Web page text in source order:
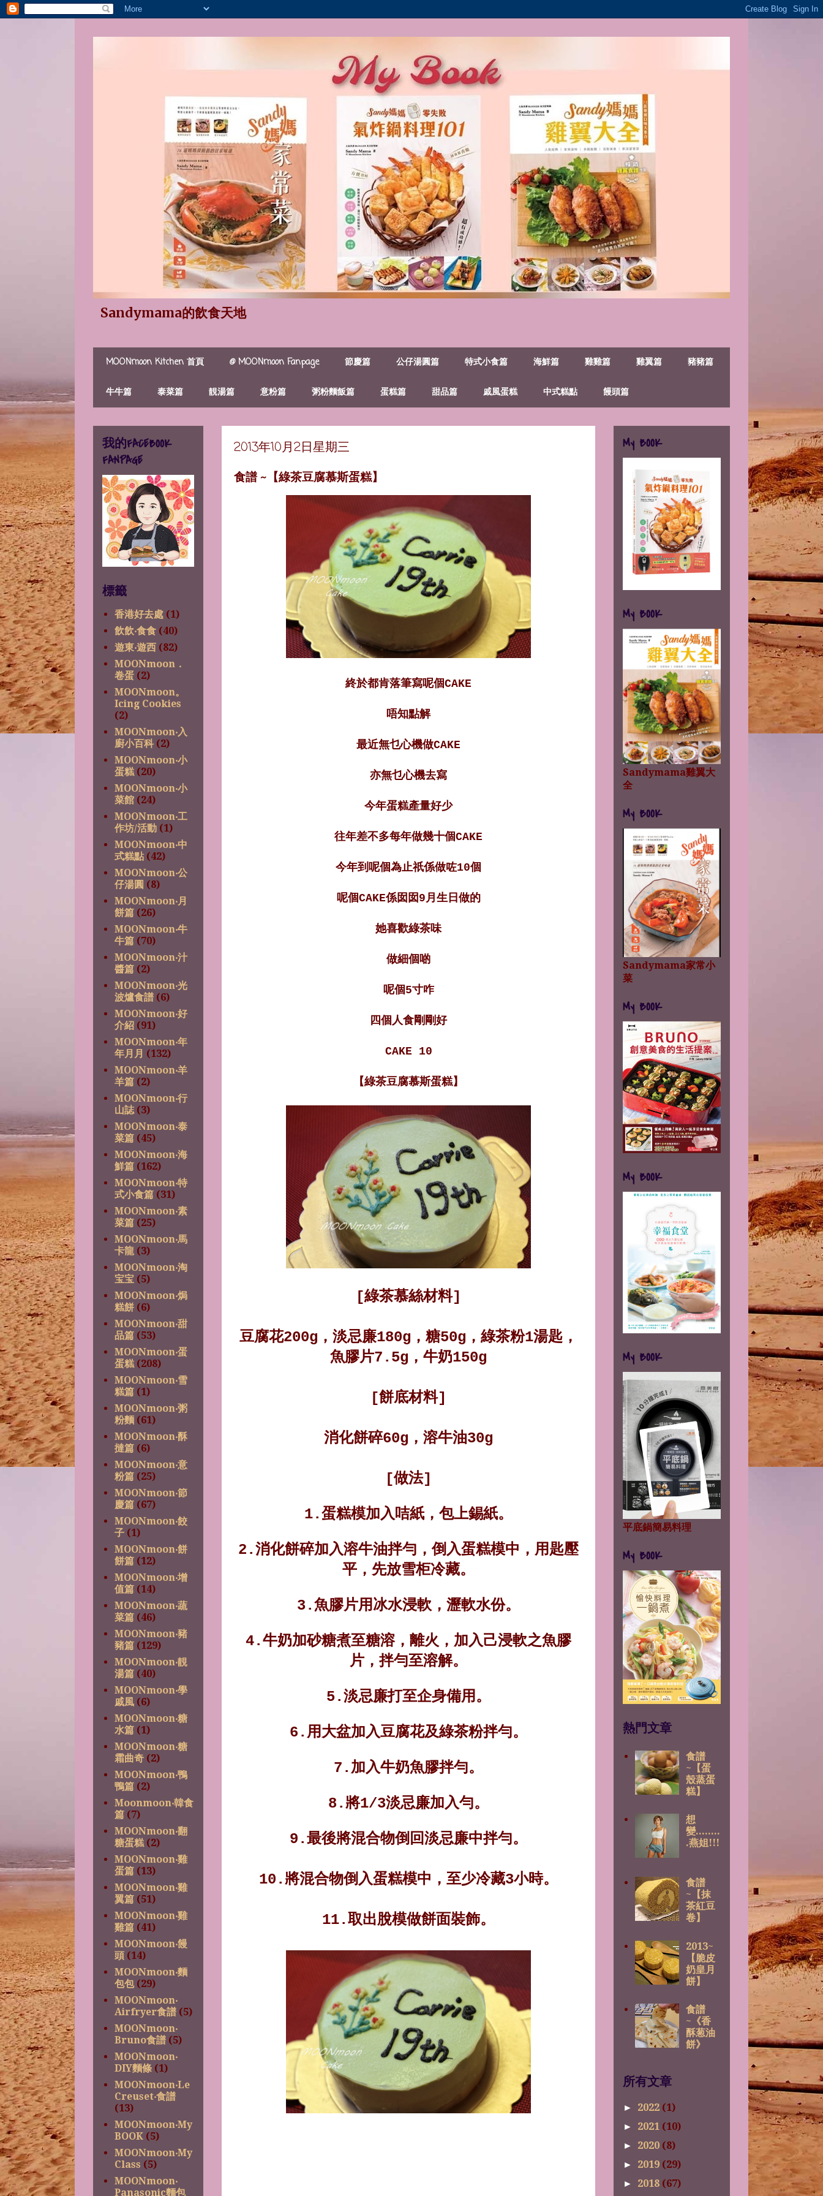
Sandymama的飲食天地
MOONmoon Kitchen 首頁 @ MOONmoon Fanpage 節慶篇 公仔湯圓篇 特式小食篇 海鮮篇 雞雞篇 雞翼篇 豬豬篇
牛牛篇 泰菜篇 靚湯篇 意粉篇 粥粉麵飯篇 蛋糕篇 甜品篇 戚風蛋糕 中式糕點 饅頭篇
2013年10月2日星期三
食譜 ~【綠茶豆腐慕斯蛋糕】
終於都肯落筆寫呢個CAKE
唔知點解
最近無乜心機做CAKE
亦無乜心機去寫
今年蛋糕產量好少
往年差不多每年做幾十個CAKE
今年到呢個為止祇係做咗10個
呢個CAKE係囡囡9月生日做的
她喜歡綠茶味
做細個啲
呢個5寸咋
四個人食剛剛好
CAKE 10
【綠茶豆腐慕斯蛋糕】
[綠茶慕絲材料]
豆腐花200g，淡忌廉180g，糖50g，綠茶粉1湯匙，
魚膠片7.5g，牛奶150g
[餅底材料]
消化餅碎60g，溶牛油30g
[做法]
1.蛋糕模加入咭紙，包上錫紙。
2.消化餅碎加入溶牛油拌勻，倒入蛋糕模中，用匙壓
平，先放雪柜冷藏。
3.魚膠片用冰水浸軟，瀝軟水份。
4.牛奶加砂糖煮至糖溶，離火，加入己浸軟之魚膠
片，拌勻至溶解。
5.淡忌廉打至企身備用。
6.用大盆加入豆腐花及綠茶粉拌勻。
7.加入牛奶魚膠拌勻。
8.將1/3淡忌廉加入勻。
9.最後將混合物倒回淡忌廉中拌勻。
10.將混合物倒入蛋糕模中，至少冷藏3小時。
11.取出脫模做餅面裝飾。
我的FACEBOOK
FANPAGE
標籤
香港好去處 (1)
飲飲‧食食 (40)
遊東‧遊西 (82)
MOONmoon．
卷蛋 (2)
MOONmoon。
Icing Cookies
(2)
MOONmoon‧入
廚小百科 (2)
MOONmoon‧小
蛋糕 (20)
MOONmoon‧小
菜館 (24)
MOONmoon‧工
作坊/活動 (1)
MOONmoon‧中
式糕點 (42)
MOONmoon‧公
仔湯圓 (8)
MOONmoon‧月
餅篇 (26)
MOONmoon‧牛
牛篇 (70)
MOONmoon‧汁
醬篇 (2)
MOONmoon‧光
波爐食譜 (6)
MOONmoon‧好
介紹 (91)
MOONmoon‧年
年月月 (132)
MOONmoon‧羊
羊篇 (2)
MOONmoon‧行
山誌 (3)
MOONmoon‧泰
菜篇 (45)
MOONmoon‧海
鮮篇 (162)
MOONmoon‧特
式小食篇 (31)
MOONmoon‧素
菜篇 (25)
MOONmoon‧馬
卡龍 (3)
MOONmoon‧淘
宝宝 (5)
MOONmoon‧焗
糕餅 (6)
MOONmoon‧甜
品篇 (53)
MOONmoon‧蛋
蛋糕 (208)
MOONmoon‧雪
糕篇 (1)
MOONmoon‧粥
粉麵 (61)
MOONmoon‧酥
撻篇 (6)
MOONmoon‧意
粉篇 (25)
MOONmoon‧節
慶篇 (67)
MOONmoon‧餃
子 (1)
MOONmoon‧餅
餅篇 (12)
MOONmoon‧增
值篇 (14)
MOONmoon‧蔬
菜篇 (46)
MOONmoon‧豬
豬篇 (129)
MOONmoon‧靚
湯篇 (40)
MOONmoon‧學
戚風 (6)
MOONmoon‧糖
水篇 (1)
MOONmoon‧糖
霜曲奇 (2)
MOONmoon‧鴨
鴨篇 (2)
Moonmoon‧韓食
篇 (7)
MOONmoon‧翻
糖蛋糕 (2)
MOONmoon‧雞
蛋篇 (13)
MOONmoon‧雞
翼篇 (51)
MOONmoon‧雞
雞篇 (41)
MOONmoon‧饅
頭 (14)
MOONmoon‧麵
包包 (29)
MOONmoon‧
Airfryer食譜 (5)
MOONmoon‧
Bruno食譜 (5)
MOONmoon‧
DIY麵條 (1)
MOONmoon‧Le
Creuset‧食譜
(13)
MOONmoon‧My
BOOK (5)
MOONmoon‧My
Class (5)
MOONmoon‧
Panasonic麵包
My BOOK
My BOOK
Sandymama雞翼大
全
My BOOK
Sandymama家常小
菜
My BOOK
My BOOK
My BOOK
平底鍋簡易料理
My BOOK
熱門文章
食譜
~【蛋
殼蒸蛋
糕】
想
變........
.燕姐!!!
食譜
~【抹
茶紅豆
卷】
2013~
【脆皮
奶皇月
餅】
食譜
~《香
酥葱油
餅》
所有文章
► 2022 (1)
► 2021 (10)
► 2020 (8)
► 2019 (29)
► 2018 (67)